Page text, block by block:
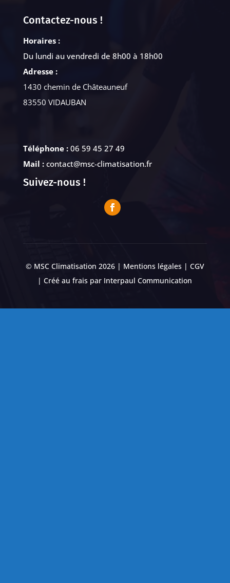
Contactez-nous !
Horaires :
Du lundi au vendredi de 8h00 à 18h00
Adresse :
1430 chemin de Châteauneuf
83550 VIDAUBAN
Téléphone : 06 59 45 27 49
Mail :contact@msc-climatisation.fr
Suivez-nous !
© MSC Climatisation 2026 | Mentions légales| CGV
| Créé au frais par Interpaul Communication